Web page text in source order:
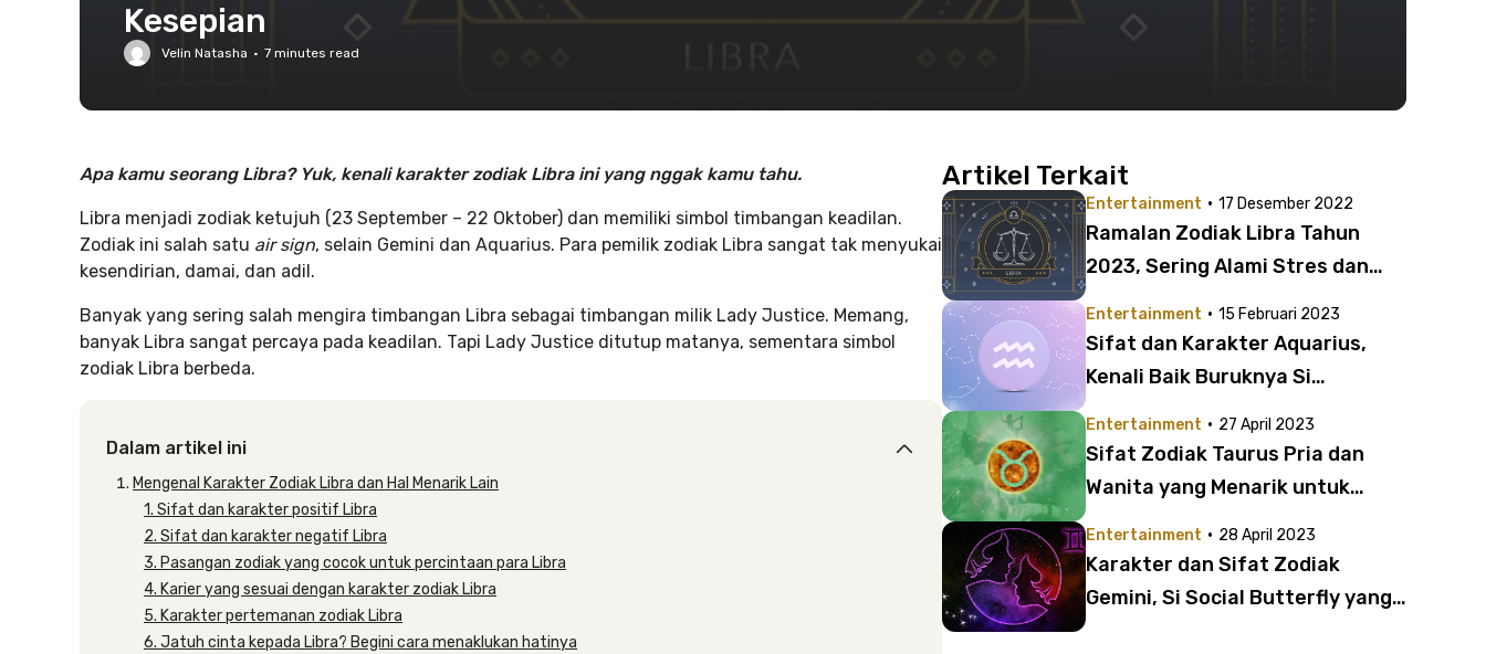
Kesepian
Velin Natasha · 7 minutes read
Apa kamu seorang Libra? Yuk, kenali karakter zodiak Libra ini yang nggak kamu tahu.
Libra menjadi zodiak ketujuh (23 September – 22 Oktober) dan memiliki simbol timbangan keadilan.
Zodiak ini salah satu air sign, selain Gemini dan Aquarius. Para pemilik zodiak Libra sangat tak menyukai
kesendirian, damai, dan adil.
Banyak yang sering salah mengira timbangan Libra sebagai timbangan milik Lady Justice. Memang,
banyak Libra sangat percaya pada keadilan. Tapi Lady Justice ditutup matanya, sementara simbol
zodiak Libra berbeda.
Dalam artikel ini
Mengenal Karakter Zodiak Libra dan Hal Menarik Lain
1. Sifat dan karakter positif Libra
2. Sifat dan karakter negatif Libra
3. Pasangan zodiak yang cocok untuk percintaan para Libra
4. Karier yang sesuai dengan karakter zodiak Libra
5. Karakter pertemanan zodiak Libra
6. Jatuh cinta kepada Libra? Begini cara menaklukan hatinya
Artikel Terkait
Entertainment · 17 Desember 2022
Ramalan Zodiak Libra Tahun
2023, Sering Alami Stres dan
Entertainment · 15 Februari 2023
Sifat dan Karakter Aquarius,
Kenali Baik Buruknya Si
Entertainment · 27 April 2023
Sifat Zodiak Taurus Pria dan
Wanita yang Menarik untuk
Entertainment · 28 April 2023
Karakter dan Sifat Zodiak
Gemini, Si Social Butterfly yang